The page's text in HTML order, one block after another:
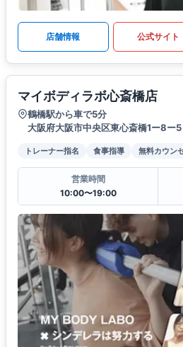
店舗情報 公式サイト
マイボディラボ心斎橋店
鶴橋駅から車で5分
大阪府大阪市中央区東心斎橋1ー8ー5
トレーナー指名 食事指導 無料カウン
営業時間
10:00〜19:00